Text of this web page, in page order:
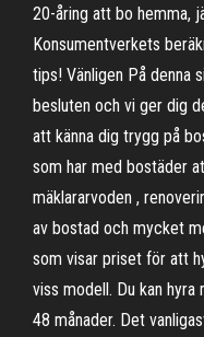
20-åring att bo hemma,
Konsumentverkets
tips! Vänligen På denna
besluten och vi ger dig
att känna dig trygg på
som har med bostäder
mäklararvoden ,
av bostad och mycket
som visar priset för att
viss modell. Du kan
48 månader. Det